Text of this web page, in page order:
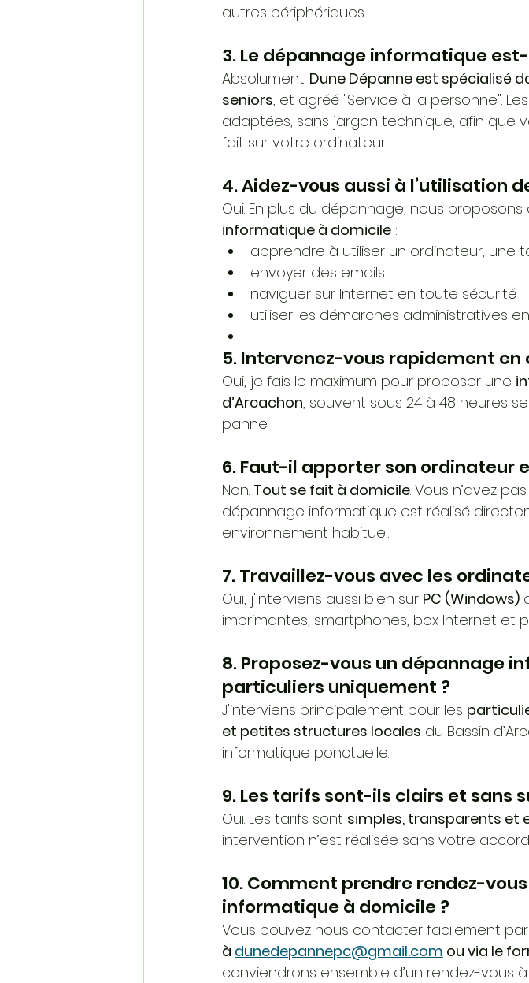
autres périphériques.
3. Le dépannage informatique
Absolument. Dune Dépanne est spécialisé
seniors, et agréé "Service à la personne".
adaptées, sans jargon technique, afin que
fait sur votre ordinateur.
4. Aidez-vous aussi à l’utilisation
Oui. En plus du dépannage, nous proposons
informatique à domicile :
apprendre à utiliser un ordinateur, une
envoyer des emails
naviguer sur Internet en toute sécurité
utiliser les démarches administratives
5. Intervenez-vous rapidement
Oui, je fais le maximum pour proposer une
d’Arcachon, souvent sous 24 à 48 heures
panne.
6. Faut-il apporter son ordinateur
Non. Tout se fait à domicile. Vous n’avez
dépannage informatique est réalisé
environnement habituel.
7. Travaillez-vous avec les
Oui, j'interviens aussi bien sur PC (Windows)
imprimantes, smartphones, box Internet et
8. Proposez-vous un dépannage
particuliers uniquement ?
J'interviens principalement pour les
et petites structures locales du Bassin
informatique ponctuelle.
9. Les tarifs sont-ils clairs et sans
Oui. Les tarifs sont simples, transparents et
intervention n’est réalisée sans votre
10. Comment prendre rendez-
informatique à domicile ?
Vous pouvez nous contacter facilement par
à dunedepannepc@gmail.com ou via le
conviendrons ensemble d’un rendez-vous